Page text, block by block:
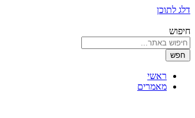
דלג לתוכן
חיפוש
חפש
ראשי
מאמרים